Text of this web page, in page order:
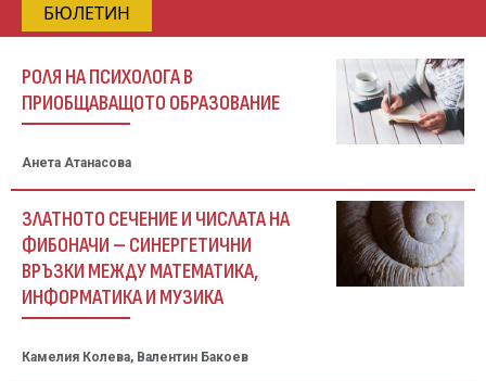
БЮЛЕТИН
РОЛЯ НА ПСИХОЛОГА В
ПРИОБЩАВАЩОТО ОБРАЗОВАНИЕ
Анета Атанасова
ЗЛАТНОТО СЕЧЕНИЕ И ЧИСЛАТА НА
ФИБОНАЧИ – СИНЕРГЕТИЧНИ
ВРЪЗКИ МЕЖДУ МАТЕМАТИКА,
ИНФОРМАТИКА И МУЗИКА
Камелия Колева, Валентин Бакоев